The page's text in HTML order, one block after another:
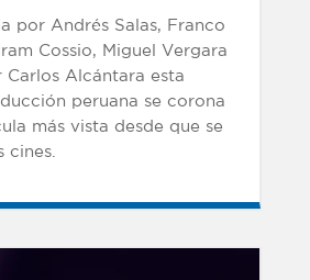
por Andrés Salas, Franco
Cossio, Miguel Vergara
Alcántara esta
peruana se corona
más vista desde que se
cines.